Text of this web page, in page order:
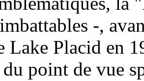
-,
Lake Placid en
point de vue